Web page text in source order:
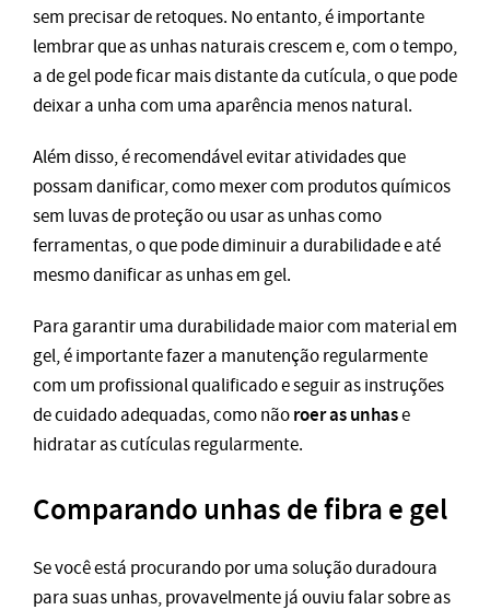
sem precisar de retoques. No entanto, é importante
lembrar que as unhas naturais crescem e, com o tempo,
a de gel pode ficar mais distante da cutícula, o que pode
deixar a unha com uma aparência menos natural.
Além disso, é recomendável evitar atividades que
possam danificar, como mexer com produtos químicos
sem luvas de proteção ou usar as unhas como
ferramentas, o que pode diminuir a durabilidade e até
mesmo danificar as unhas em gel.
Para garantir uma durabilidade maior com material em
gel, é importante fazer a manutenção regularmente
com um profissional qualificado e seguir as instruções
de cuidado adequadas, como nãoroer as unhase
hidratar as cutículas regularmente.
Comparando unhas de fibra e gel
Se você está procurando por uma solução duradoura
para suas unhas, provavelmente já ouviu falar sobre as